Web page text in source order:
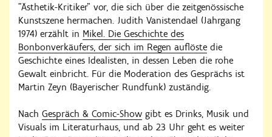
"Ästhetik-Kritiker" vor, die sich über die zeitgenössische
Kunstszene hermachen. Judith Vanistendael (Jahrgang
1974) erzählt in Mikel. Die Geschichte des
Bonbonverkäufers, der sich im Regen auflöste die
Geschichte eines Idealisten, in dessen Leben die rohe
Gewalt einbricht. Für die Moderation des Gesprächs ist
Martin Zeyn (Bayerischer Rundfunk) zuständig.
Nach Gespräch & Comic-Show gibt es Drinks, Musik und
Visuals im Literaturhaus, und ab 23 Uhr geht es weiter